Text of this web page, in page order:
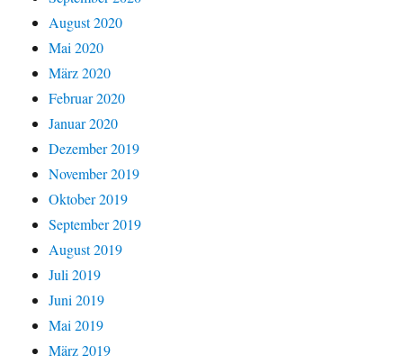
August 2020
Mai 2020
März 2020
Februar 2020
Januar 2020
Dezember 2019
November 2019
Oktober 2019
September 2019
August 2019
Juli 2019
Juni 2019
Mai 2019
März 2019